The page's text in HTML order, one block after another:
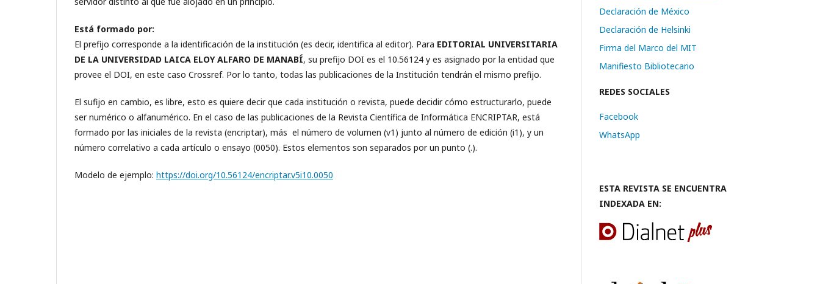
Está formado por:
El prefijo corresponde a la identificación de la institución (es decir, identifica al editor). Para EDITORIAL UNIVERSITARIA
DE LA UNIVERSIDAD LAICA ELOY ALFARO DE MANABÍ, su prefijo DOI es el 10.56124 y es asignado por la entidad que
provee el DOI, en este caso Crossref. Por lo tanto, todas las publicaciones de la Institución tendrán el mismo prefijo.
El sufijo en cambio, es libre, esto es quiere decir que cada institución o revista, puede decidir cómo estructurarlo, puede
ser numérico o alfanumérico. En el caso de las publicaciones de la Revista Científica de Informática ENCRIPTAR, está
formado por las iniciales de la revista (encriptar), más el número de volumen (v1) junto al número de edición (i1), y un
número correlativo a cada artículo o ensayo (0050). Estos elementos son separados por un punto (.).
Modelo de ejemplo: https://doi.org/10.56124/encriptar.v5i10.0050
Declaración de México
Declaración de Helsinki
Firma del Marco del MIT
Manifiesto Bibliotecario
REDES SOCIALES
Facebook
WhatsApp
ESTA REVISTA SE ENCUENTRA
INDEXADA EN: